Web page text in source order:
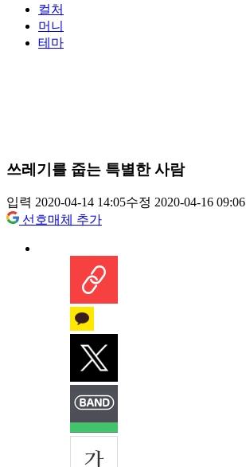
컬처
머니
테마
쓰레기를 줍는 특별한 사람
입력 2020-04-14 14:05수정 2020-04-16 09:06
선호매체 추가